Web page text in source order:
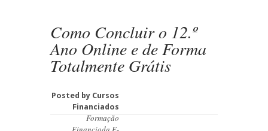
Como Concluir o 12.º
Ano Online e de Forma
Totalmente Grátis
Posted by Cursos
Financiados
Formação